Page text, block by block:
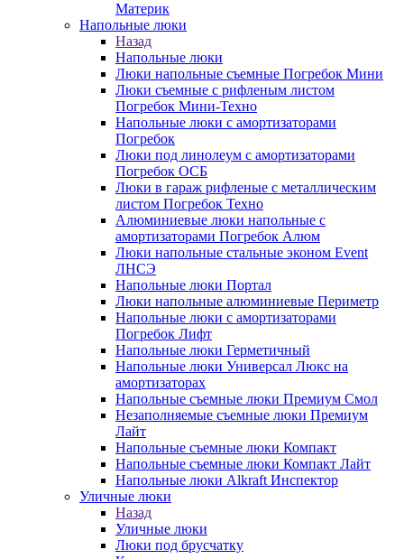
Материк
Напольные люки
Назад
Напольные люки
Люки напольные съемные Погребок Мини
Люки съемные с рифленым листом
Погребок Мини-Техно
Напольные люки с амортизаторами
Погребок
Люки под линолеум с амортизаторами
Погребок ОСБ
Люки в гараж рифленые с металлическим
листом Погребок Техно
Алюминиевые люки напольные с
амортизаторами Погребок Алюм
Люки напольные стальные эконом Event
ЛНСЭ
Напольные люки Портал
Люки напольные алюминиевые Периметр
Напольные люки с амортизаторами
Погребок Лифт
Напольные люки Герметичный
Напольные люки Универсал Люкс на
амортизаторах
Напольные съемные люки Премиум Смол
Незаполняемые съемные люки Премиум
Лайт
Напольные съемные люки Компакт
Напольные съемные люки Компакт Лайт
Напольные люки Alkraft Инспектор
Уличные люки
Назад
Уличные люки
Люки под брусчатку